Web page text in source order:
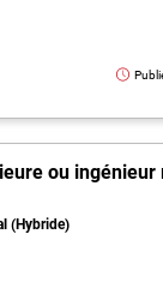
ou ingénieur
(Hybride)